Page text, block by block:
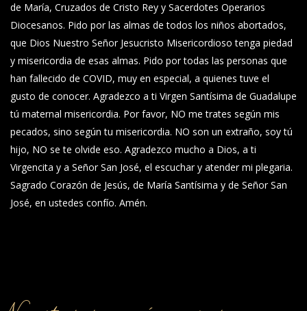
de María, Cruzados de Cristo Rey y Sacerdotes Operarios
Diocesanos. Pido por las almas de todos los niños abortados,
que Dios Nuestro Señor Jesucristo Misericordioso tenga piedad
y misericordia de esas almas. Pido por todas las personas que
han fallecido de COVID, muy en especial, a quienes tuve el
gusto de conocer. Agradezco a ti Virgen Santísima de Guadalupe
tú maternal misericordia. Por favor, NO me trates según mis
pecados, sino según tu misericordia. NO son un extraño, soy tú
hijo, NO se te olvide eso. Agradezco mucho a Dios, a ti
Virgencita y a Señor San José, el escuchar y atender mi plegaria.
Sagrado Corazón de Jesús, de María Santísima y de Señor San
José, en ustedes confío. Amén.